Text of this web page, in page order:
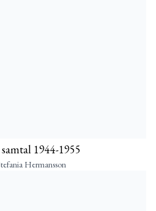
1944-1955
Hermansson